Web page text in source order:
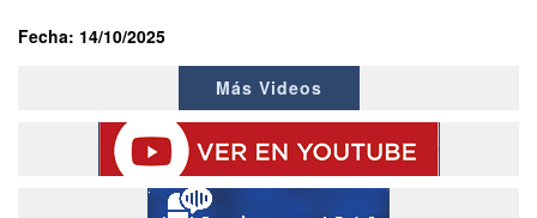
Fecha: 14/10/2025
Más Videos